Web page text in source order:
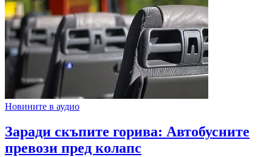
Новините в аудио
Заради скъпите горива: Автобусните
превози пред колапс